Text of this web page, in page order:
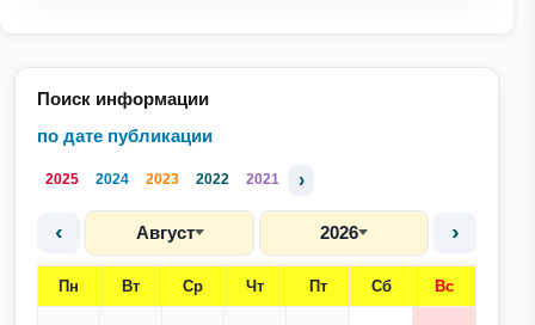
Поиск информации
по дате публикации
2025 2024 2023 2022 2021 ›
‹ Август 2026 ›
Пн Вт Ср Чт Пт Сб Вс